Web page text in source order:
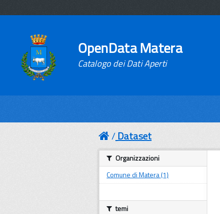
OpenData Matera
Catalogo dei Dati Aperti
Dataset
Organizzazioni
Comune di Matera (1)
temi